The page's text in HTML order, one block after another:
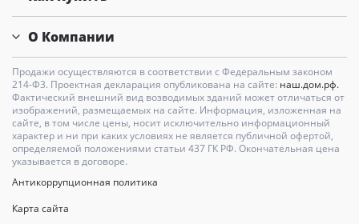
О Компании
Продажи осуществляются в соответствии с Федеральным законом
214-Ф3. Проектная декларация опубликована на сайте: наш.дом.рф.
Фактический внешний вид возводимых зданий может отличаться от
изображений, размещаемых на сайте. Информация, изложенная на
сайте, в том числе цены, носит исключительно информационный
характер и ни при каких условиях не является публичной офертой,
определяемой положениями статьи 437 ГК РФ. Окончательная цена
указывается в договоре.
Антикоррупционная политика
Карта сайта